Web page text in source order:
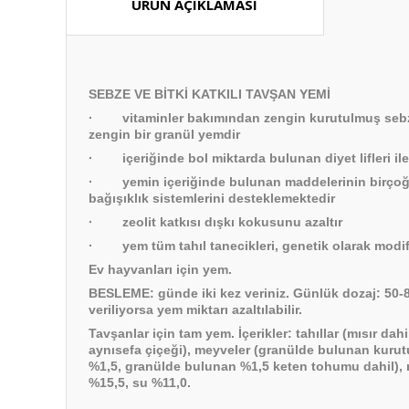
ÜRÜN AÇIKLAMASI
SEBZE VE BİTKİ KATKILI TAVŞAN YEMİ
· vitaminler bakımından zengin kurutulmuş
zengin bir granül yemdir
· içeriğinde bol miktarda bulunan diyet lifleri ile
· yemin içeriğinde bulunan maddelerinin
bağışıklık sistemlerini desteklemektedir
· zeolit katkısı dışkı kokusunu azaltır
· yem tüm tahıl tanecikleri, genetik olarak
Ev hayvanları için yem.
BESLEME: günde iki kez veriniz. Günlük dozaj: 50-
veriliyorsa yem miktarı azaltılabilir.
Tavşanlar için tam yem. İçerikler: tahıllar (mısır
aynısefa çiçeği), meyveler (granülde bulunan
%1,5, granülde bulunan %1,5 keten tohumu dahil),
%15,5, su %11,0.